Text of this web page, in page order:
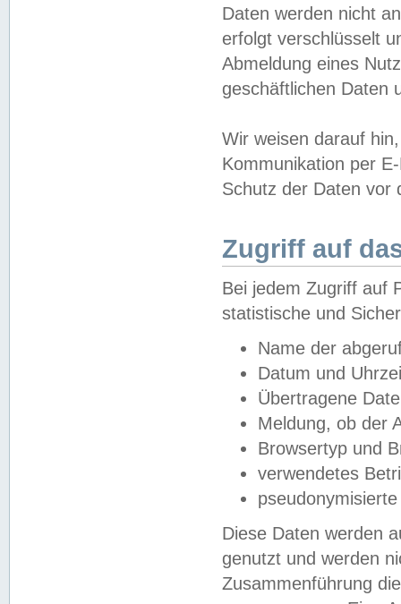
Daten werden nicht
erfolgt verschlüsselt
Abmeldung eines
geschäftlichen Daten
Wir weisen darauf
Kommunikation per
Schutz der Daten vor
Zugriff auf
Bei jedem Zugriff auf
statistische und
Name der
Datum und
Übertragene
Meldung, ob der
Browsertyp und
verwendetes
Diese Daten werden
genutzt und werden
Zusammenführung